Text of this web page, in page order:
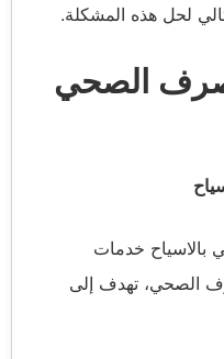
لحل هذه المشكلة.
الصحي
خدمات
الصحي، تهدف إلى